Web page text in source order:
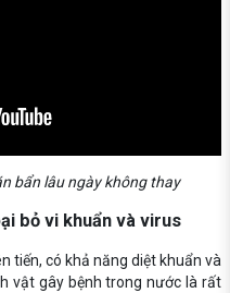
bẩn lâu ngày không thay
bỏ vi khuẩn và virus
tiến, có khả năng diệt khuẩn và
vật gây bệnh trong nước là rất